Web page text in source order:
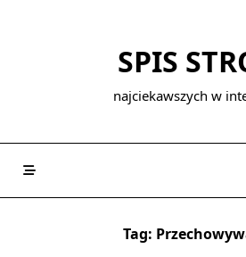
SPIS
najciekawszych w
Tag: